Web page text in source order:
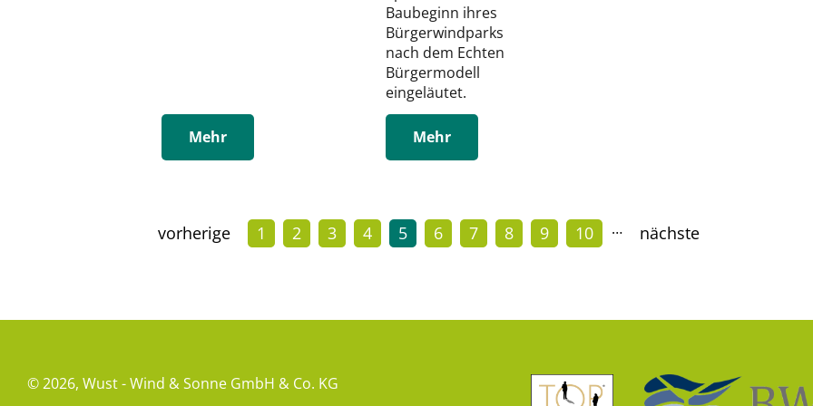
Mehr
Baubeginn ihres
Bürgerwindparks
nach dem Echten
Bürgermodell
eingeläutet.
Mehr
vorherige 1 2 3 4 5 6 7 8 9 10 … nächste
© 2026, Wust - Wind & Sonne GmbH & Co. KG